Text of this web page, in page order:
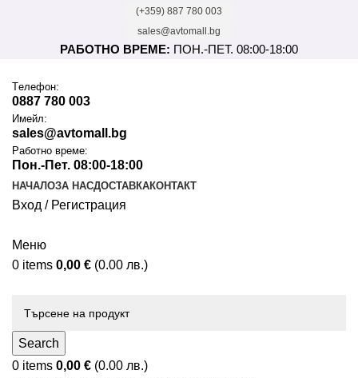
(+359) 887 780 003
sales@avtomall.bg
РАБОТНО ВРЕМЕ: ПОН.-ПЕТ. 08:00-18:00
Tелефон:
0887 780 003
Имейл:
sales@avtomall.bg
Работно време:
Пон.-Пет. 08:00-18:00
НАЧАЛОЗА НАСДОСТАВКАКОНТАКТ
Вход / Регистрация
Меню
0 items 0,00 € (0.00 лв.)
Search
0 items 0,00 € (0.00 лв.)